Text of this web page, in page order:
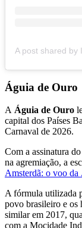
Águia de Ouro
A Águia de Ouro
capital dos Países
Carnaval de 2026.
Com a assinatura
na agremiação, a
Amsterdã: o voo
A fórmula utilizada
povo brasileiro e os
similar em 2017,
com a Mocidade